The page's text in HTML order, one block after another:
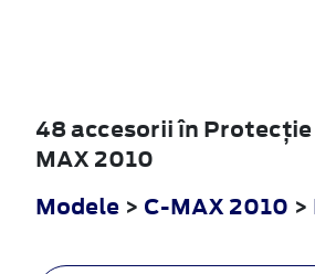
48 accesorii în
MAX 2010
Modele > C-MAX 2010 >